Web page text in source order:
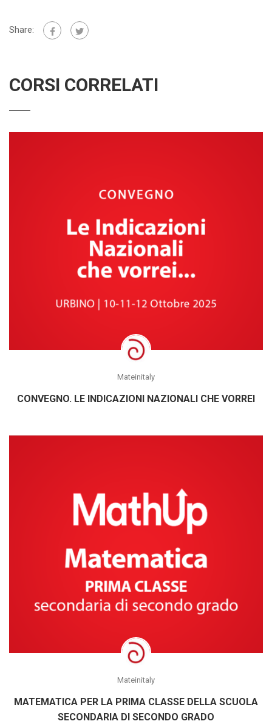
Share:
CORSI CORRELATI
Mateinitaly
CONVEGNO. LE INDICAZIONI NAZIONALI CHE VORREI
Mateinitaly
MATEMATICA PER LA PRIMA CLASSE DELLA SCUOLA
SECONDARIA DI SECONDO GRADO